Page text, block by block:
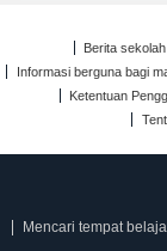
Berita
Informasi berguna bagi
Ketentuan
Mencari tempat